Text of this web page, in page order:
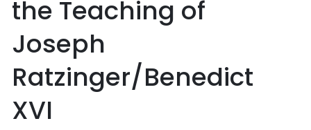
the Teaching of
Joseph
Ratzinger/Benedict
XVI